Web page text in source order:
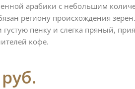
арабики с небольшим
региону происхождения
густую пенку и слегка пряный,
кофе.
руб.